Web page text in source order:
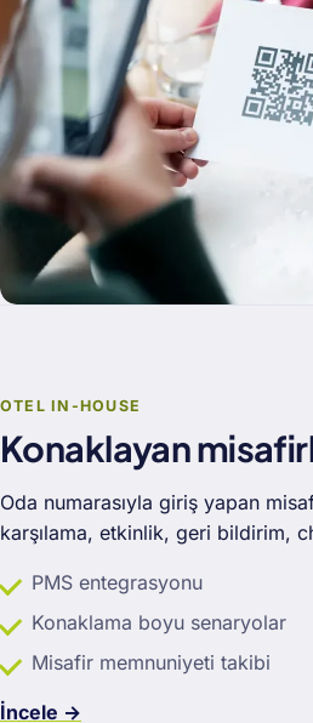
OTEL IN-HOUSE
Konaklayan
Oda numarasıyla giriş yapan
karşılama, etkinlik, geri bildirim,
PMS entegrasyonu
Konaklama boyu senaryolar
Misafir memnuniyeti takibi
İncele →